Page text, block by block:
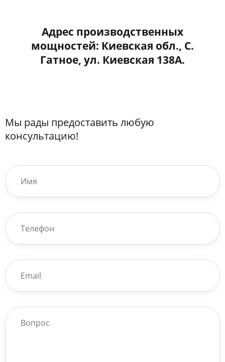
Адрес производственных
мощностей: Киевская обл., С.
Гатное, ул. Киевская 138А.
Мы рады предоставить любую
консультацию!